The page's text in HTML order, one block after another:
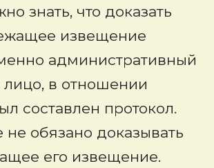
знать, что доказать
извещение
административный
лицо, в отношении
составлен протокол.
обязано доказывать
его извещение.